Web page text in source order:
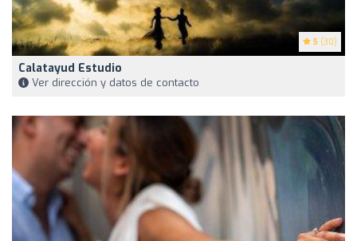
5 (30)
Calatayud Estudio
Ver dirección y datos de contacto